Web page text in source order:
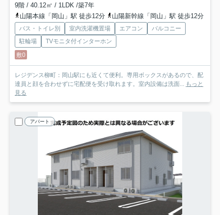
9階 / 40.12㎡ / 1LDK /築7年
山陽本線「岡山」駅 徒歩12分
山陽新幹線「岡山」駅 徒歩12分
バス・トイレ別 室内洗濯機置場 エアコン
バルコニー
駐輪場
TVモニタ付インターホン
敷0
レジデンス柳町：岡山駅にも近くて便利。専用ボックスがあるので、配
達員と顔を合わせずに宅配便を受け取れます。室内設備は洗面...
もっと
見る
アパート